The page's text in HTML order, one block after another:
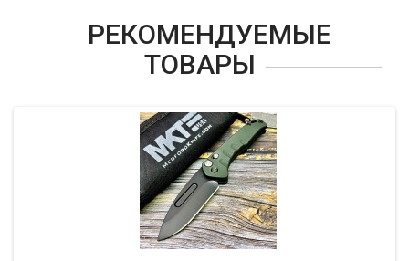
РЕКОМЕНДУЕМЫЕ
ТОВАРЫ